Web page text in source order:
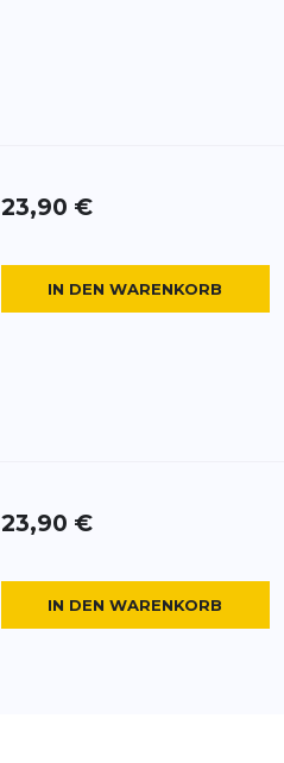
23,90 €
IN DEN WARENKORB
23,90 €
IN DEN WARENKORB